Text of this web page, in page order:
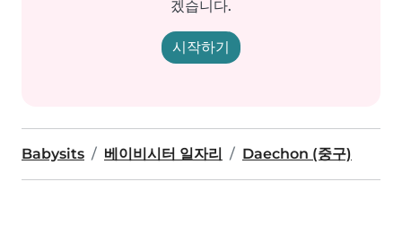
겠습니다.
시작하기
Babysits 베이비시터 일자리 Daechon (중구)